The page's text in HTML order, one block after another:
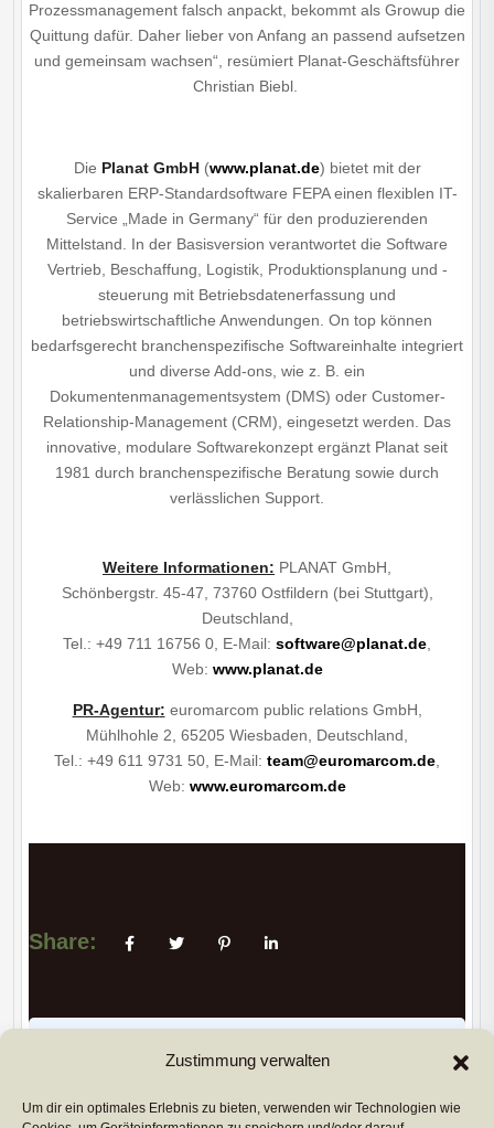
Zustimmung verwalten
Um dir ein optimales Erlebnis zu bieten, verwenden wir Technologien wie
Prozessmanagement falsch anpackt, bekommt als Growup die
Quittung dafür. Daher lieber von Anfang an passend aufsetzen
und gemeinsam wachsen“, resümiert Planat-Geschäftsführer
Christian Biebl.
Die Planat GmbH(www.planat.de) bietet mit der
skalierbaren ERP-Standardsoftware FEPA einen flexiblen IT-
Service „Made in Germany“ für den produzierenden
Mittelstand. In der Basisversion verantwortet die Software
Vertrieb, Beschaffung, Logistik, Produktionsplanung und -
steuerung mit Betriebsdatenerfassung und
betriebswirtschaftliche Anwendungen. On top können
bedarfsgerecht branchenspezifische Softwareinhalte integriert
und diverse Add-ons, wie z. B. ein
Dokumentenmanagementsystem (DMS) oder Customer-
Relationship-Management (CRM), eingesetzt werden. Das
innovative, modulare Softwarekonzept ergänzt Planat seit
1981 durch branchenspezifische Beratung sowie durch
verlässlichen Support.
Weitere Informationen: PLANAT GmbH,
Schönbergstr. 45-47, 73760 Ostfildern (bei Stuttgart),
Deutschland,
Tel.: +49 711 16756 0, E-Mail: software@planat.de
Web: www.planat.de
PR-Agentur: euromarcom public relations GmbH,
Mühlhohle 2, 65205 Wiesbaden, Deutschland,
Tel.: +49 611 9731 50, E-Mail: team@euromarcom.de
Web: www.euromarcom.de
Share: